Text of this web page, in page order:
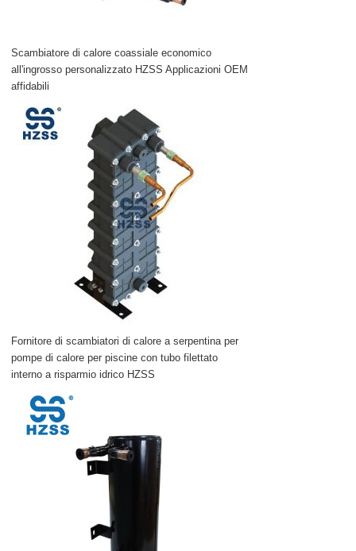
Scambiatore di calore coassiale economico
all'ingrosso personalizzato HZSS Applicazioni OEM
affidabili
Fornitore di scambiatori di calore a serpentina per
pompe di calore per piscine con tubo filettato
interno a risparmio idrico HZSS